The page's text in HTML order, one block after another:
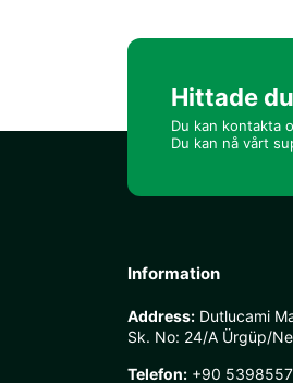
Hittade
Du kan kontakta
Du kan nå vårt
Information
Address: Dutlucami
Sk. No: 24/A Ürgüp/
Telefon: +90